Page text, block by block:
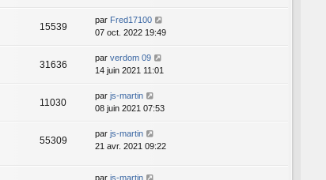
15539
par Fred17100
07 oct. 2022 19:49
31636
par verdom 09
14 juin 2021 11:01
11030
par js-martin
08 juin 2021 07:53
55309
par js-martin
21 avr. 2021 09:22
par js-martin